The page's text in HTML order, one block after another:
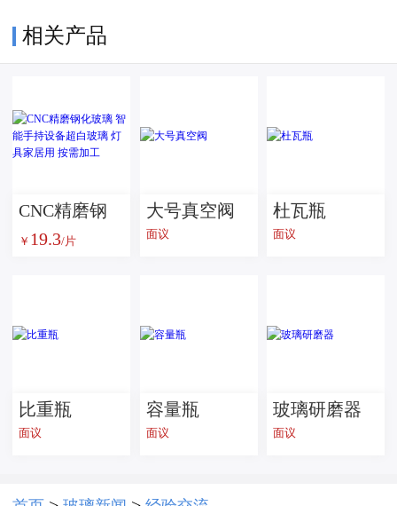
相关产品
CNC精磨钢
化玻璃 智能
家居用 按需
￥ 19.3/片
大号真空阀
面议
杜瓦瓶
面议
比重瓶
面议
容量瓶
面议
玻璃研磨器
面议